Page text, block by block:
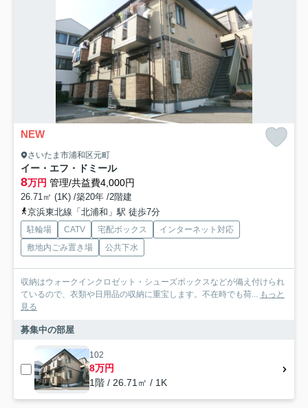
NEW
さいたま市浦和区元町
イー・エフ・ドミール
8万円 管理/共益費4,000円
26.71㎡ (1K) /築20年 /2階建
京浜東北線「北浦和」駅 徒歩7分
駐輪場 CATV 宅配ボックス
インターネット対応
敷地内ごみ置き場
公共下水
収納はウォークインクロゼット・シューズボックスなどが備え付けられ
ているので、衣類や日用品の収納に重宝します。不在時でも荷... もっと
見る
募集中の部屋
102
8万円
1階 / 26.71㎡ / 1K